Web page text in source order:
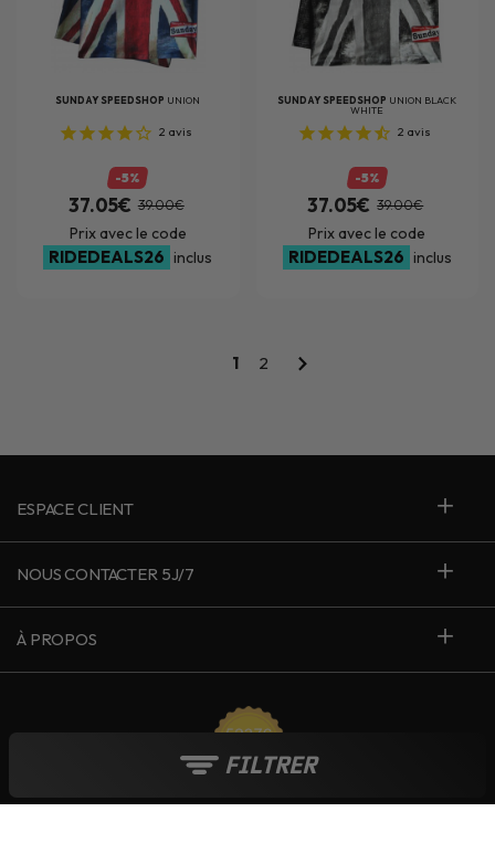
FILTRER
SUNDAY SPEEDSHOP UNION
2 avis
-5%
37.05€ 39.00€
Prix avec le code
RIDEDEALS26 inclus
SUNDAY SPEEDSHOP UNION BLACK
WHITE
2 avis
-5%
37.05€ 39.00€
Prix avec le code
RIDEDEALS26 inclus
1 2
ESPACE CLIENT
NOUS CONTACTER 5J/7
À PROPOS